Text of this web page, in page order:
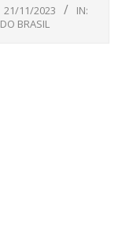
21/11/2023
IN:
BRASIL